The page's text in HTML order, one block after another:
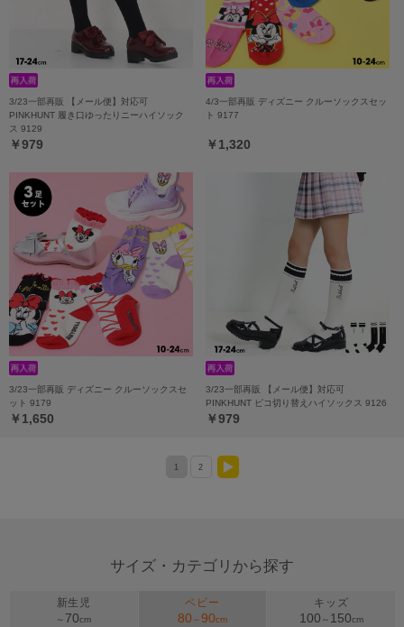
3/23一部再販 【メール便】対応可
PINKHUNT 履き口ゆったりニーハイソック
ス 9129
￥979
4/3一部再販 ディズニー クルーソックスセッ
ト 9177
￥1,320
3/23一部再販 ディズニー クルーソックスセ
ット 9179
￥1,650
3/23一部再販 【メール便】対応可
PINKHUNT ピコ切り替えハイソックス 9126
￥979
1 2
サイズ・カテゴリから探す
新生児
～ 70cm
ベビー
80 ～90cm
キッズ
100 ～ 150cm